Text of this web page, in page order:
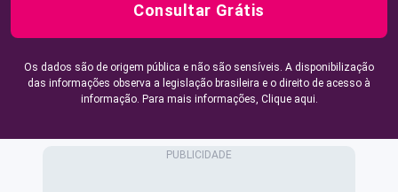
Consultar Grátis
Os dados são de origem pública e não são sensíveis. A disponibilização
das informações observa a legislação brasileira e o direito de acesso à
informação. Para mais informações, Clique aqui.